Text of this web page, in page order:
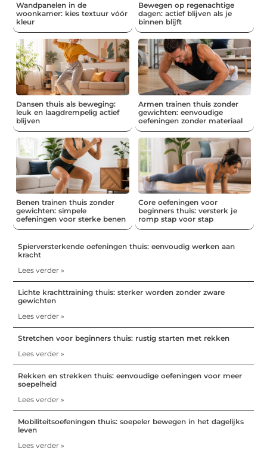
Wandpanelen in de
woonkamer: kies textuur vóór
kleur
Bewegen op regenachtige
dagen: actief blijven als je
binnen blijft
Dansen thuis als beweging:
leuk en laagdrempelig actief
blijven
Armen trainen thuis zonder
gewichten: eenvoudige
oefeningen zonder materiaal
Benen trainen thuis zonder
gewichten: simpele
oefeningen voor sterke benen
Core oefeningen voor
beginners thuis: versterk je
romp stap voor stap
Spierversterkende oefeningen thuis: eenvoudig werken aan
kracht
Lees verder »
Lichte krachttraining thuis: sterker worden zonder zware
gewichten
Lees verder »
Stretchen voor beginners thuis: rustig starten met rekken
Lees verder »
Rekken en strekken thuis: eenvoudige oefeningen voor meer
soepelheid
Lees verder »
Mobiliteitsoefeningen thuis: soepeler bewegen in het dagelijks
leven
Lees verder »